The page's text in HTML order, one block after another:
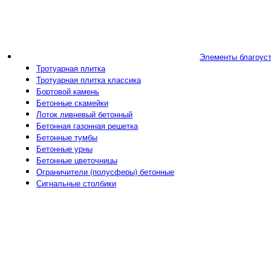
Элементы
Тротуарная плитка
Тротуарная плитка классика
Бортовой камень
Бетонные скамейки
Лоток ливневый бетонный
Бетонная газонная решетка
Бетонные тумбы
Бетонные урны
Бетонные цветочницы
Ограничители (полусферы) бетонные
Сигнальные столбики